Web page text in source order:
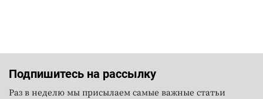
Подпишитесь на рассылку
Раз в неделю мы присылаем самые важные статьи